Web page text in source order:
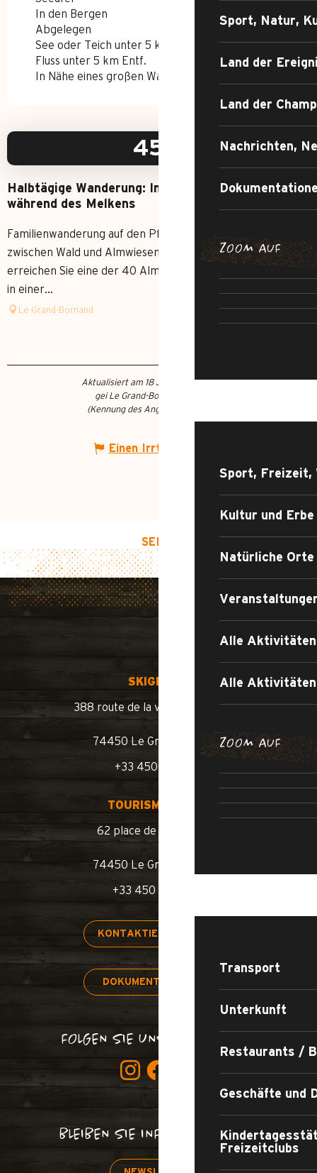
Sport, Natur,
Land der
Land der
Nachrichten,
ZOOM AUF
PFAD DER
DER
STRASSE
Sport, Freizeit,
Kultur und Erbe
Natürliche Orte
Alle
Alle Aktivitäten
ZOOM AUF
DIE
Transport
Unterkunft
Restaurants /
Geschäfte und
Freizeitclubs
In den Bergen
Abgelegen
See oder Teich unter 5 km Entf.
Fluss unter 5 km Entf.
In Nähe eines großen Wanderwegs (G.R.)
45
Halbtägige Wanderung: Imbiss in der Ziegenfarm
während des Melkens
Familienwanderung auf den Pfaden von Le Grand Bornand
zwischen Wald und Almwiesen. Am Ende dieser Wanderung
erreichen Sie eine der 40 Almwirtschaften der Gemeinde,
in einer...
Le Grand-Bornand
Aktualisiert am 18 Juni 2026 Um 21:05
gei Le Grand-Bornand Tourisme
(Kennung des Angebots :
Einen Irrtum angeben
SEITENANFANG
SKIGEBIET
388 route de la vallée du Bouchet
74450 Le Grand-Bornand
+33 450 02 78 10
TOURISMUSBÜRO
62 place de l’église BP 11
74450 Le Grand-Bornand
+33 450 02 78 00
KONTAKTIEREN SIE UNS
DOKUMENTE & PLÄNE
FOLGEN SIE UNS, VERDAMMT!
BLEIBEN SIE INFORMIERT!